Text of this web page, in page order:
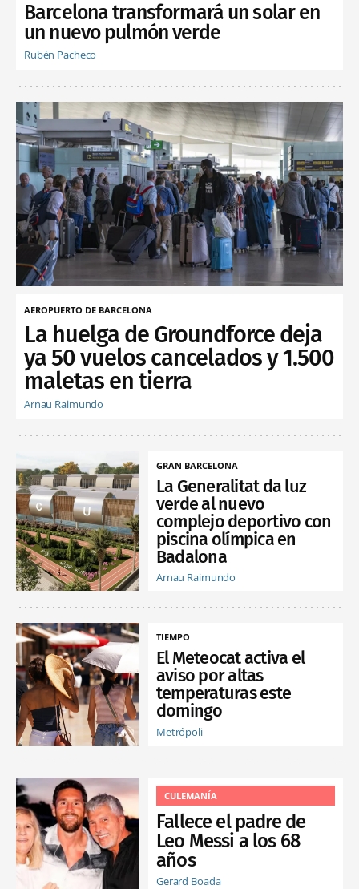
Barcelona transformará un solar en
un nuevo pulmón verde
Rubén Pacheco
AEROPUERTO DE BARCELONA
La huelga de Groundforce deja
ya 50 vuelos cancelados y 1.500
maletas en tierra
Arnau Raimundo
GRAN BARCELONA
La Generalitat da luz
verde al nuevo
complejo deportivo con
piscina olímpica en
Badalona
Arnau Raimundo
TIEMPO
El Meteocat activa el
aviso por altas
temperaturas este
domingo
Metrópoli
CULEMANÍA
Fallece el padre de
Leo Messi a los 68
años
Gerard Boada